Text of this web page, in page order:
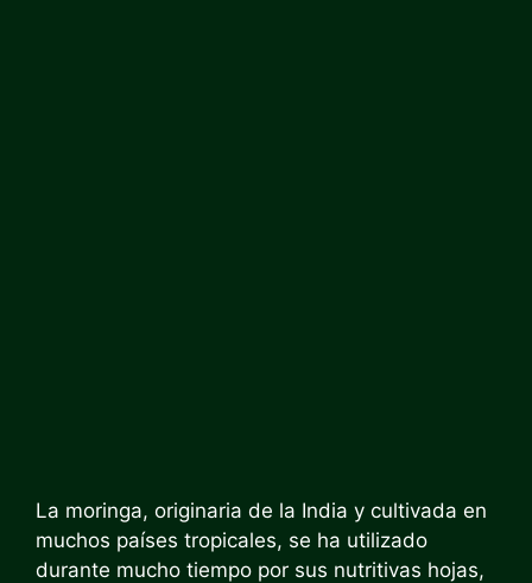
La moringa, originaria de la India y cultivada en
muchos países tropicales, se ha utilizado
durante mucho tiempo por sus nutritivas hojas,